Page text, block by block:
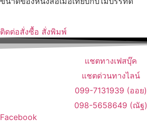
ติดต่อสั่งซื้อ สั่งพิมพ์
แชตทางเฟสบุ๊ค
แชตด่วนทางไลน์
099-7131939 (ออย)
098-5658649 (ณัฐ)
Facebook